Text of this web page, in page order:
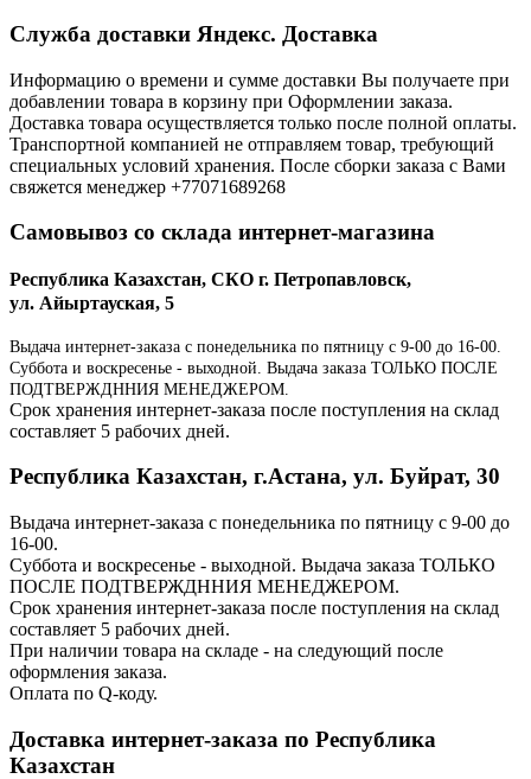
Служба доставки Яндекс. Доставка
Информацию о времени и сумме доставки Вы получаете при
добавлении товара в корзину при Оформлении заказа.
Доставка товара осуществляется только после полной оплаты.
Транспортной компанией не отправляем товар, требующий
специальных условий хранения. После сборки заказа с Вами
свяжется менеджер +77071689268
Самовывоз со склада интернет-магазина
Республика Казахстан, СКО г. Петропавловск,
ул. Айыртауская, 5
Выдача интернет-заказа с понедельника по пятницу с 9-00 до 16-00.
Суббота и воскресенье - выходной. Выдача заказа ТОЛЬКО ПОСЛЕ
ПОДТВЕРЖДННИЯ МЕНЕДЖЕРОМ.
Срок хранения интернет-заказа после поступления на склад
составляет 5 рабочих дней.
Республика Казахстан, г.Астана, ул. Буйрат, 30
Выдача интернет-заказа с понедельника по пятницу с 9-00 до
16-00.
Суббота и воскресенье - выходной. Выдача заказа ТОЛЬКО
ПОСЛЕ ПОДТВЕРЖДННИЯ МЕНЕДЖЕРОМ.
Срок хранения интернет-заказа после поступления на склад
составляет 5 рабочих дней.
При наличии товара на складе - на следующий после
оформления заказа.
Оплата по Q-коду.
Доставка интернет-заказа по Республика
Казахстан